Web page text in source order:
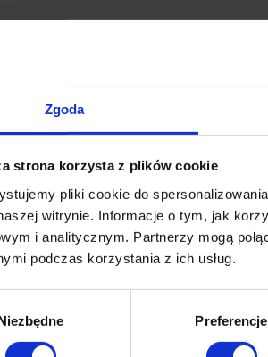
Zgoda
strona korzysta z plików cookie
pliki cookie do
witrynie. Informacje o tym, jak
i analitycznym. Partnerzy mogą
podczas korzystania z ich usług.
Preferencje